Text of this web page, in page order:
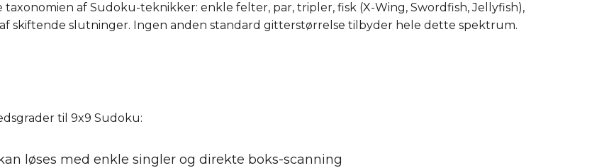
af Sudoku-teknikker: enkle felter, par, tripler, fisk (X-Wing, Swordfish, Jellyfish),
skiftende slutninger. Ingen anden standard gitterstørrelse tilbyder hele dette spektrum.
til 9x9 Sudoku:
løses med enkle singler og direkte boks-scanning